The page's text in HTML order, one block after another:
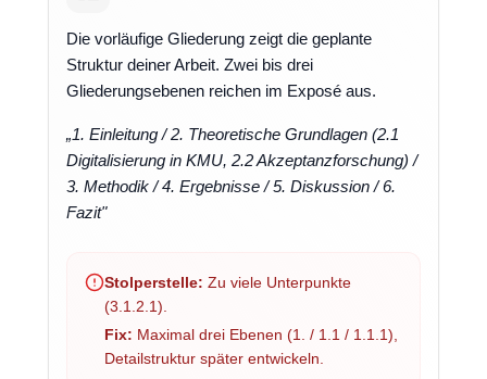
Die vorläufige Gliederung zeigt die geplante
Struktur deiner Arbeit. Zwei bis drei
Gliederungsebenen reichen im Exposé aus.
„1. Einleitung / 2. Theoretische Grundlagen (2.1
Digitalisierung in KMU, 2.2 Akzeptanzforschung) /
3. Methodik / 4. Ergebnisse / 5. Diskussion / 6.
Fazit"
Stolperstelle: Zu viele Unterpunkte
(3.1.2.1).
Fix: Maximal drei Ebenen (1. / 1.1 / 1.1.1),
Detailstruktur später entwickeln.